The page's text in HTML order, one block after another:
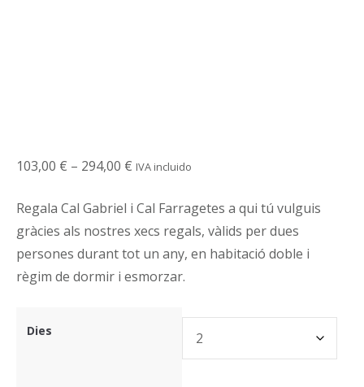
103,00 € – 294,00 € Interval
preus:
103,00 €
a
294,00 €
IVA incluido
Regala Cal Gabriel i Cal Farragetes a qui tú vulguis
gràcies als nostres xecs regals, vàlids per dues
persones durant tot un any, en habitació doble i
règim de dormir i esmorzar.
Dies